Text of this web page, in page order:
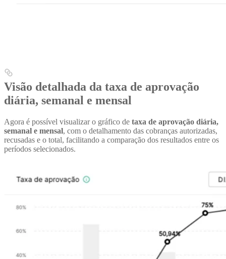
Visão detalhada da taxa de aprovação
diária, semanal e mensal
Agora é possível visualizar o gráfico de taxa de aprovação diária,
semanal e mensal, com o detalhamento das cobranças autorizadas,
recusadas e o total, facilitando a comparação dos resultados entre os
períodos selecionados.